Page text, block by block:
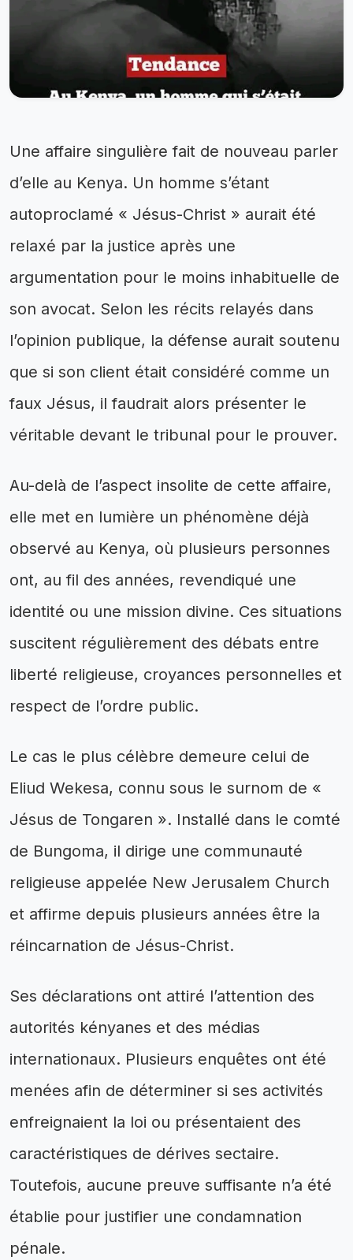
Une affaire singulière fait de nouveau parler
d’elle au Kenya. Un homme s’étant
autoproclamé « Jésus-Christ » aurait été
relaxé par la justice après une
argumentation pour le moins inhabituelle de
son avocat. Selon les récits relayés dans
l’opinion publique, la défense aurait soutenu
que si son client était considéré comme un
faux Jésus, il faudrait alors présenter le
véritable devant le tribunal pour le prouver.
Au-delà de l’aspect insolite de cette affaire,
elle met en lumière un phénomène déjà
observé au Kenya, où plusieurs personnes
ont, au fil des années, revendiqué une
identité ou une mission divine. Ces situations
suscitent régulièrement des débats entre
liberté religieuse, croyances personnelles et
respect de l’ordre public.
Le cas le plus célèbre demeure celui de
Eliud Wekesa, connu sous le surnom de «
Jésus de Tongaren ». Installé dans le comté
de Bungoma, il dirige une communauté
religieuse appelée New Jerusalem Church
et affirme depuis plusieurs années être la
réincarnation de Jésus-Christ.
Ses déclarations ont attiré l’attention des
autorités kényanes et des médias
internationaux. Plusieurs enquêtes ont été
menées afin de déterminer si ses activités
enfreignaient la loi ou présentaient des
caractéristiques de dérives sectaire.
Toutefois, aucune preuve suffisante n’a été
établie pour justifier une condamnation
pénale.